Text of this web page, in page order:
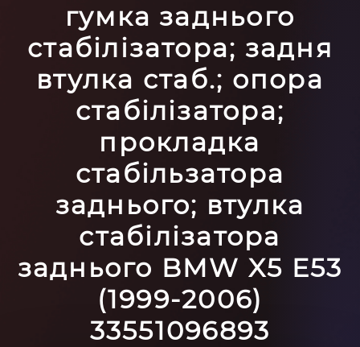
гумка заднього
стабілізатора; задня
втулка стаб.; опора
стабілізатора;
прокладка
стабільзатора
заднього; втулка
стабілізатора
заднього BMW X5 E53
(1999-2006)
33551096893